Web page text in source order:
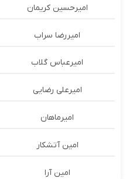
امیرحسین کریمان
امیررضا سراب
امیرعباس گلاب
امیرعلی رضایی
امیرماهان
امین آتشکار
امین آرا